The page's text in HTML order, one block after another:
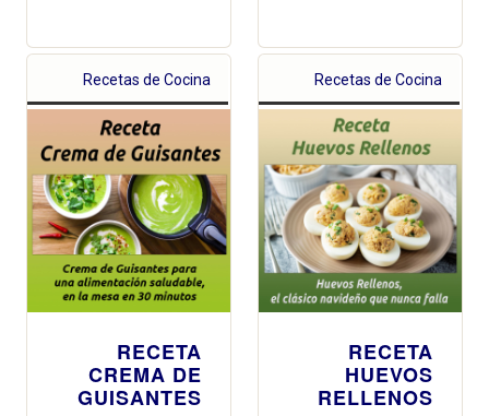
Recetas de Cocina
RECETA
CREMA DE
GUISANTES
Recetas de Cocina
RECETA
HUEVOS
RELLENOS